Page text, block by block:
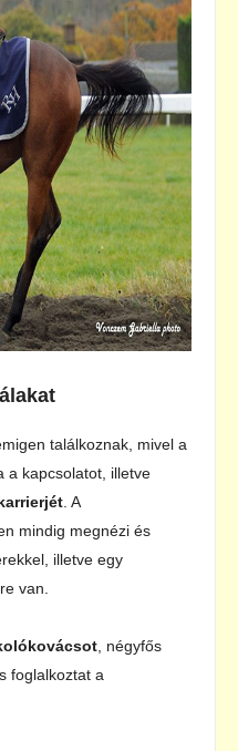
találkoznak, mivel a
a kapcsolatot, illetve
. A
mindig megnézi és
illetve egy
van.
, négyfős
foglalkoztat a